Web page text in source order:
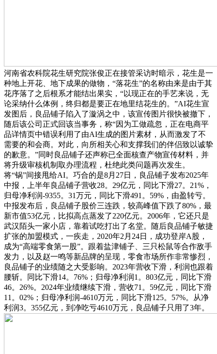
河南省农科院花生研究院张俊正在接管采访时暗示，花生是一
种地上开花、地下成果的做物，“落花生”的名称由来是由于其
花序落了之后根系才能结出果实，“以现正在的手艺来说，无
论采纳什么体例，终归都是要正在地里结花生的。”AI花生宣
发图后，良品铺子陷入了漩涡之中，该宣传图片很快被撤下，
随后该公司正式回该当事务，称“因为工做疏忽，正在电商平
品详情页中错误利用了由AI生成的图片素材，从而激发了不
需要的和会商。对此，向所相关心和支撑我们的伴侣致以诚挚
的歉意。”同时良品铺子还声称已全面核查产物宣传材料，并
将升级审核机制取办理流程，杜绝此类问题再次发生。
将“锅”间接甩给AI。巧合的是8月27日，良品铺子发布2025年
中报，上半年良品铺子营收28。29亿元，同比下滑27。21%，
归母净利润-9355。31万元，同比下滑491。59%，由盈转亏。
中报发布后，良品铺子股价三连跌，较高峰值下跌了80%，最
新市值53亿元，比拟高点蒸发了220亿元。2006年，它还只是
武汉陌头一家小店，靠着试吃打出了名堂。随后良品铺子敏捷
扩张的加盟模式，一疾走，2020年2月24日，成功登岸A股，
成为“高端零食第一股”。跟着盐津铺子、三只松鼠等合作敌手
发力，以及赵一鸣等新品牌的呈现，零食市场所作非常惨烈，
良品铺子的业绩随之大受影响。2023年营收下滑，利润也跟着
腰斩。同比下滑14。76%；归母净利润1。803亿元，同比下滑
46。26%。2024年业绩继续下滑，营收71。59亿元，同比下滑
11。02%；归母净利润-4610万元，同比下滑125。57%。从净
利润3。355亿元，到净吃亏4610万元，良品铺子只用了3年。